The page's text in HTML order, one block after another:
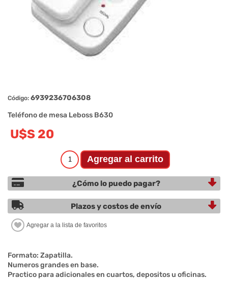
Código: 6939236706308
Teléfono de mesa Leboss B630
U$S 20
¿Cómo lo puedo pagar?
Plazos y costos de envío
Formato: Zapatilla.
Numeros grandes en base.
Practico para adicionales en cuartos, depositos u oficinas.